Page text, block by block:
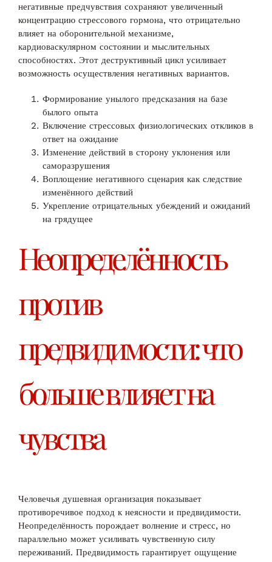
негативные предчувствия сохраняют увеличенный
концентрацию стрессового гормона, что отрицательно
влияет на оборонительной механизме,
кардиоваскулярном состоянии и мыслительных
способностях. Этот деструктивный цикл усиливает
возможность осуществления негативных вариантов.
Формирование унылого предсказания на базе
былого опыта
Включение стрессовых физиологических откликов в
ответ на ожидание
Изменение действий в сторону уклонения или
саморазрушения
Воплощение негативного сценария как следствие
изменённого действий
Укрепление отрицательных убеждений и ожиданий
на грядущее
Неопределённость
против
предвидимости: что
больше влияет на
чувства
Человечья душевная организация показывает
противоречивое подход к неясности и предвидимости.
Неопределённость порождает волнение и стресс, но
параллельно может усиливать чувственную силу
переживаний. Предвидимость гарантирует ощущение